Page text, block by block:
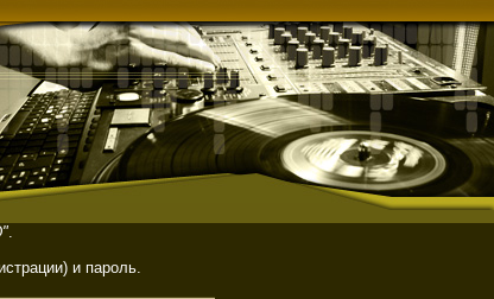
.
и пароль.